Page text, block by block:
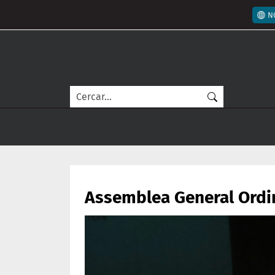
Cerca
Assemblea General